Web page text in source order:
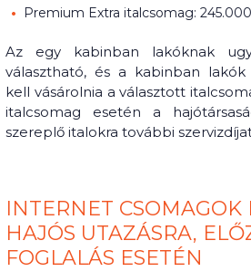
Premium Extra italcsomag:
Az egy kabinban lakóknak
választható, és a kabinban
kell vásárolnia a választott
italcsomag esetén a
szereplő italokra további
INTERNET CSOMAGOK
HAJÓS UTAZÁSRA,
FOGLALÁS ESETÉN